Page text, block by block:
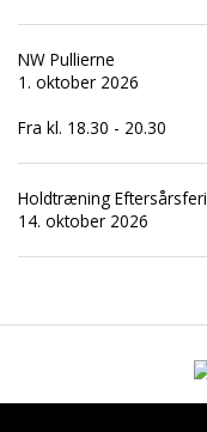
NW Pullierne
1. oktober 2026
Fra kl. 18.30 - 20.30
Holdtræning
14. oktober 2026